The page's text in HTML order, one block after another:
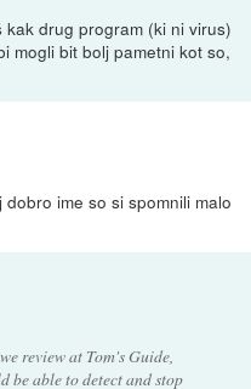
drug program (ki ni virus)
mogli bit bolj pametni kot so,
ime so si spomnili malo
review at Tom's Guide,
be able to detect and stop